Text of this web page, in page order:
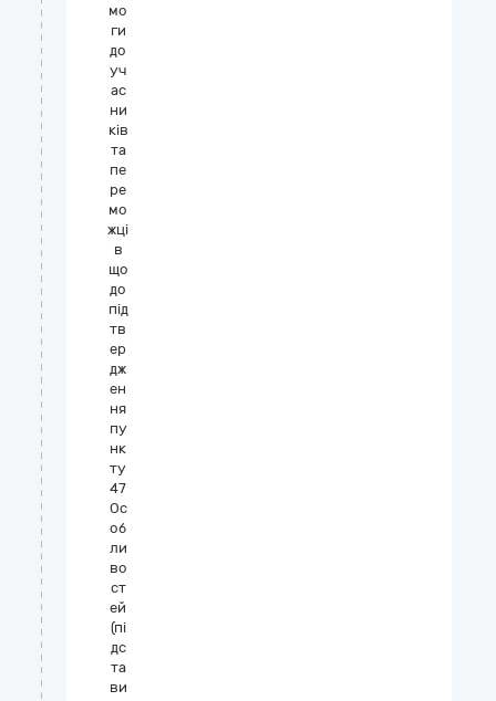
мо
ги
до
уч
ас
ни
ків
та
пе
ре
мо
жці
в
що
до
під
тв
ер
дж
ен
ня
пу
нк
ту
47
Ос
об
ли
во
ст
ей
(пі
дс
та
ви